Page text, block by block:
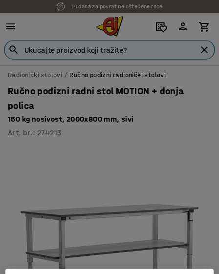
7 godina garancije
Radionički stolovi Ručno podizni radionički stolovi
Ručno podizni radni stol MOTION + donja
polica
150 kg nosivost, 2000x800 mm, sivi
Art. br. : 274213